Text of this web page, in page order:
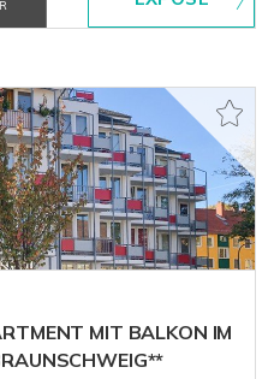
MIT BALKON IM